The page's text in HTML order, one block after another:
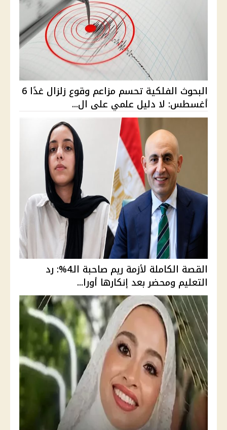
البحوث الفلكية تحسم مزاعم وقوع زلزال غدًا 6
أغسطس: لا دليل علمي على ال...
القصة الكاملة لأزمة ريم صاحبة الـ4%: رد
التعليم ومحضر بعد إنكارها أورا...